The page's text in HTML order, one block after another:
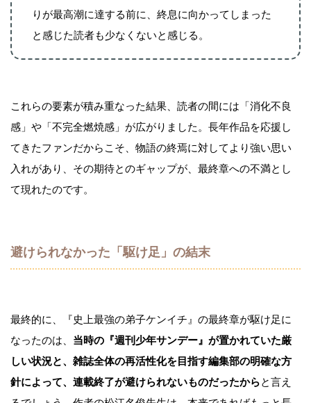
りが最高潮に達する前に、終息に向かってしまった
と感じた読者も少なくないと感じる。
これらの要素が積み重なった結果、読者の間には「消化不良
感」や「不完全燃焼感」が広がりました。長年作品を応援し
てきたファンだからこそ、物語の終焉に対してより強い思い
入れがあり、その期待とのギャップが、最終章への不満とし
て現れたのです。
避けられなかった「駆け足」の結末
最終的に、『史上最強の弟子ケンイチ』の最終章が駆け足に
なったのは、 当時の『週刊少年サンデー』が置かれていた厳
しい状況と、雑誌全体の再活性化を目指す編集部の明確な方
針によって、連載終了が避けられないものだったからと言え